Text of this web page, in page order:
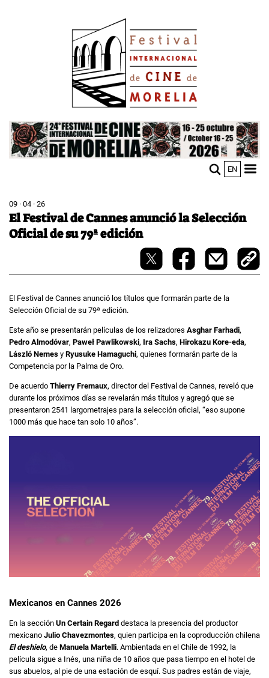
Image
EN
09 · 04 · 26
El Festival de Cannes anunció la Selección
Oficial de su 79ª edición
El Festival de Cannes anunció los títulos que formarán parte de la
Selección Oficial de su 79ª edición.
Este año se presentarán películas de los relizadores Asghar Farhadi,
Pedro Almodóvar, Paweł Pawlikowski, Ira Sachs, Hirokazu Kore-eda,
László Nemes y Ryusuke Hamaguchi, quienes formarán parte de la
Competencia por la Palma de Oro.
De acuerdo Thierry Fremaux, director del Festival de Cannes, reveló que
durante los próximos días se revelarán más títulos y agregó que se
presentaron 2541 largometrajes para la selección oficial, “eso supone
1000 más que hace tan solo 10 años”.
Mexicanos en Cannes 2026
En la sección Un Certain Regard destaca la presencia del productor
mexicano Julio Chavezmontes, quien participa en la coproducción chilena
El deshielo, de Manuela Martelli. Ambientada en el Chile de 1992, la
película sigue a Inés, una niña de 10 años que pasa tiempo en el hotel de
sus abuelos, al pie de una estación de esquí. Sus padres están de viaje,